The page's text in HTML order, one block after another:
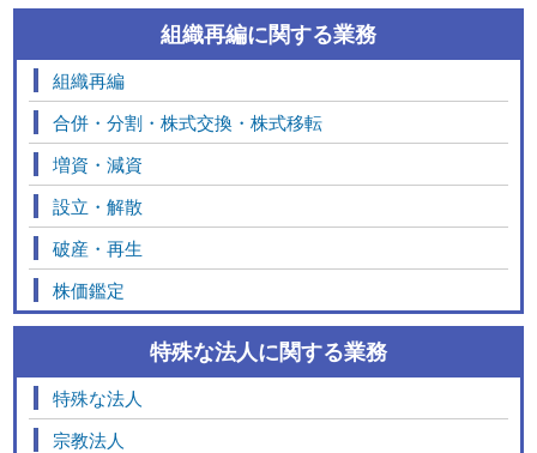
組織再編に関する業務
組織再編
合併・分割・株式交換・株式移転
増資・減資
設立・解散
破産・再生
株価鑑定
特殊な法人に関する業務
特殊な法人
宗教法人